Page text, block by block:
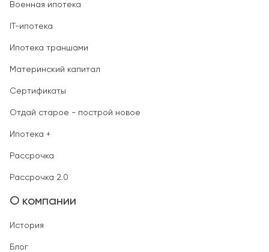
Военная ипотека
IT-ипотека
Ипотека траншами
Материнский капитал
Сертификаты
Отдай старое - построй новое
Ипотека +
Рассрочка
Рассрочка 2.0
О компании
История
Блог